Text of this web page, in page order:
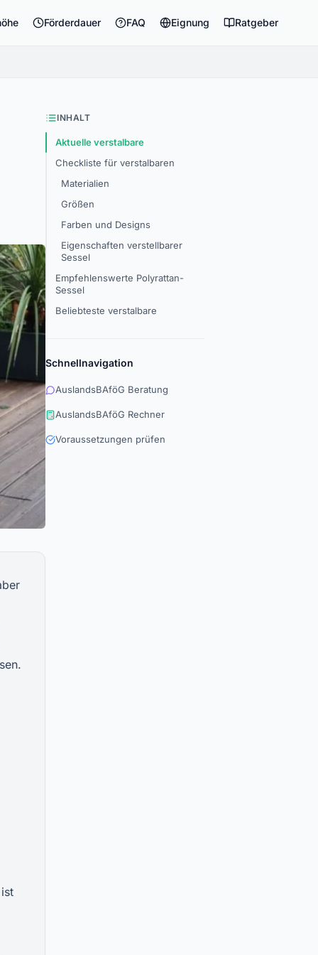
Förderdauer FAQ Eignung Ratgeber
INHALT
Aktuelle verstalbare
Checkliste für verstalbaren
Materialien
Größen
Farben und Designs
Eigenschaften verstellbarer
Sessel
Empfehlenswerte Polyrattan-
Sessel
Beliebteste verstalbare
Schnellnavigation
AuslandsBAföG Beratung
AuslandsBAföG Rechner
Voraussetzungen prüfen